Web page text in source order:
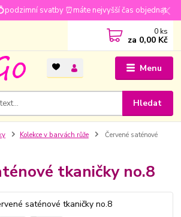
svatby ⏰máte nejvyšší čas objednat
Menu
Hledat
0 ks
za 0,00 Kč
Kolekce v barvách růže
Červené saténové
tkaničky no.8